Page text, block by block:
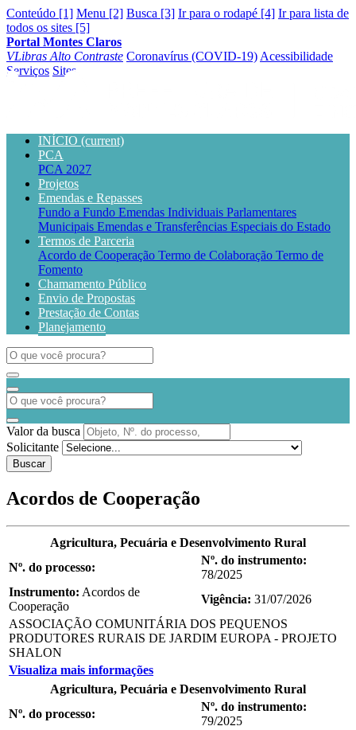
Conteúdo [1] Menu [2] Busca [3] Ir para o rodapé [4] Ir para lista de
todos os sites [5]
Portal Montes Claros
VLibras Alto Contraste Coronavírus (COVID-19) Acessibilidade
Serviços Sites
INÍCIO (current)
PCA
PCA 2027
Projetos
Emendas e Repasses
Fundo a Fundo Emendas Individuais Parlamentares
Municipais Emendas e Transferências Especiais do Estado
Termos de Parceria
Acordo de Cooperação Termo de Colaboração Termo de
Fomento
Chamamento Público
Envio de Propostas
Prestação de Contas
Planejamento
Valor da busca
Solicitante
Buscar
Acordos de Cooperação
Agricultura, Pecuária e Desenvolvimento Rural
Nº. do processo:
Nº. do instrumento:
78/2025
Instrumento: Acordos de
Cooperação
Vigência: 31/07/2026
ASSOCIAÇÃO COMUNITÁRIA DOS PEQUENOS
PRODUTORES RURAIS DE JARDIM EUROPA - PROJETO
SHALON
Visualiza mais informações
Agricultura, Pecuária e Desenvolvimento Rural
Nº. do processo:
Nº. do instrumento:
79/2025